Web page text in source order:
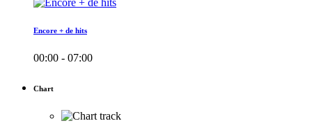
Encore + de hits
00:00 - 07:00
Chart